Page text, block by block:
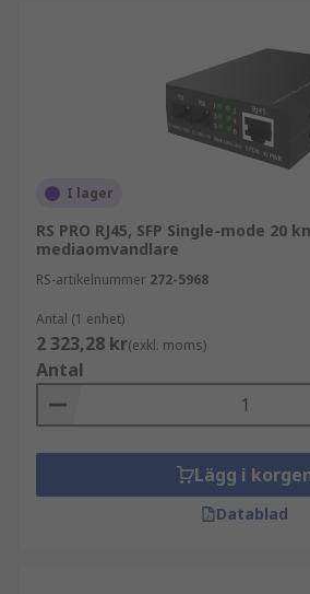
I lager
RS PRO RJ45, SFP Single-mode 20
mediaomvandlare
RS-artikelnummer 272-5968
Antal (1 enhet)
2 323,28 kr(exkl. moms)
Antal
Lägg i
Datablad